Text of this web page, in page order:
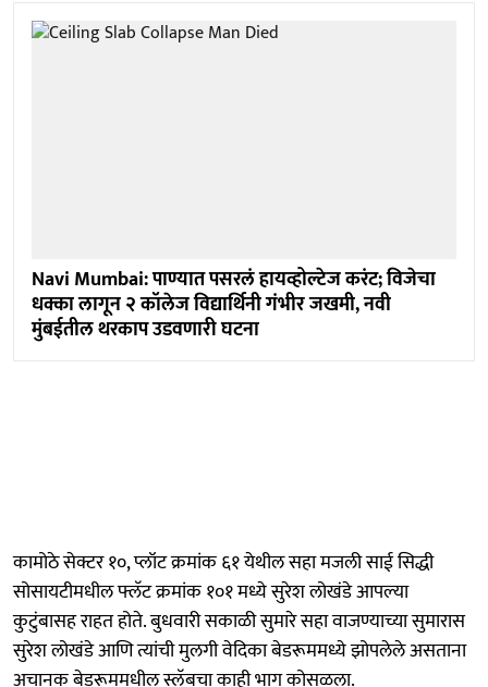
Navi Mumbai: पाण्यात पसरलं हायव्होल्टेज करंट; विजेचा
धक्का लागून २ कॉलेज विद्यार्थिनी गंभीर जखमी, नवी
मुंबईतील थरकाप उडवणारी घटना
कामोठे सेक्टर १०, प्लॉट क्रमांक ६१ येथील सहा मजली साई सिद्धी
सोसायटीमधील फ्लॅट क्रमांक १०१ मध्ये सुरेश लोखंडे आपल्या
कुटुंबासह राहत होते. बुधवारी सकाळी सुमारे सहा वाजण्याच्या सुमारास
सुरेश लोखंडे आणि त्यांची मुलगी वेदिका बेडरूममध्ये झोपलेले असताना
अचानक बेडरूममधील स्लॅबचा काही भाग कोसळला.